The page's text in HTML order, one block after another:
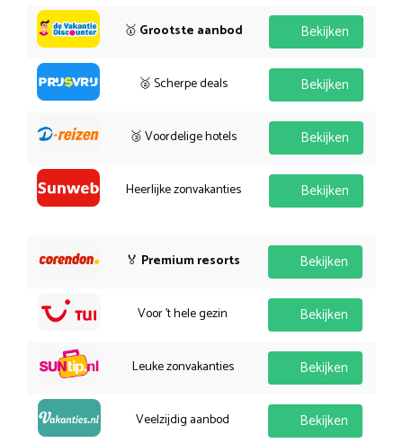
🥇 Grootste aanbod Bekijken
🥈 Scherpe deals Bekijken
🥉 Voordelige hotels Bekijken
Heerlijke zonvakanties Bekijken
🏅 Premium resorts Bekijken
Voor 't hele gezin Bekijken
Leuke zonvakanties Bekijken
Veelzijdig aanbod Bekijken